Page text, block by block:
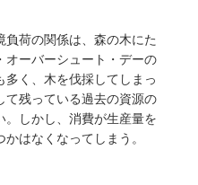
負荷の関係は、森の木にた
オーバーシュート・デーの
く、木を伐採してしまっ
て残っている過去の資源の
。しかし、消費が生産量を
はなくなってしまう。